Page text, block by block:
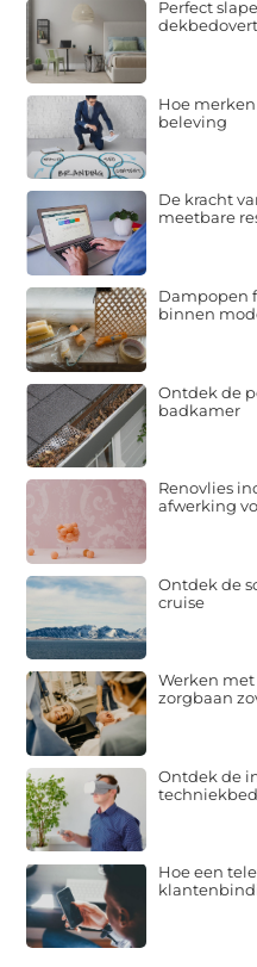
Perfect
Hoe
beleving
De kracht
meetbare
Dampopen
binnen
Ontdek de
badkamer
Renovlies
afwerking
Ontdek de
cruise
Werken
zorgbaan
Ontdek de
Hoe een